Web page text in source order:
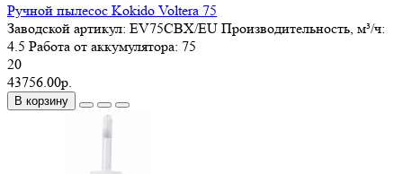
Ручной пылесос Kokido Voltera 75
Заводской артикул: EV75CBX/EU Производительность, м³/ч:
4.5 Работа от аккумулятора: 75
20
43756.00р.
В корзину